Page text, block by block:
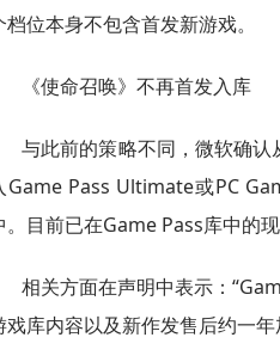
档位本身不包含首发新游戏。
《使命召唤》不再首发入库
与此前的策略不同，微软确
Game Pass Ultimate或PC
。目前已在Game Pass库中的
相关方面在声明中表示：
戏库内容以及新作发售后约一